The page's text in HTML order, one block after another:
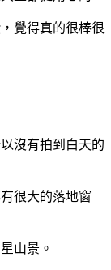
覺得真的很棒很
沒有拍到白天的
很大的落地窗
山景。